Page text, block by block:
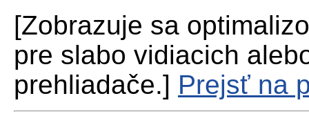
[Zobrazuje sa
pre slabo vidiacich
prehliadače.] Prejsť na